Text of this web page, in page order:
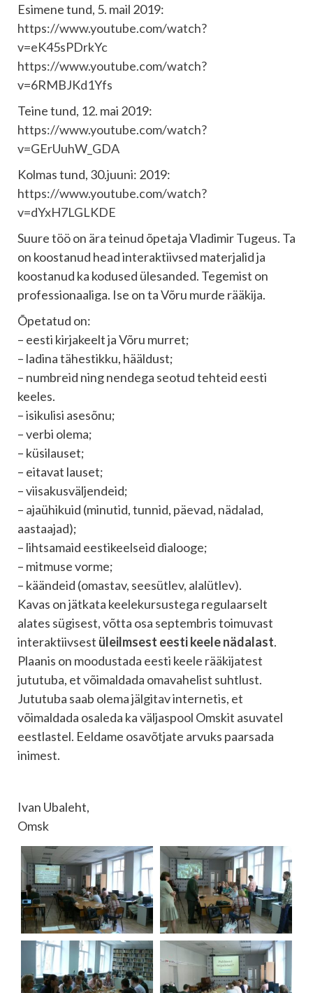
Esimene tund, 5. mail 2019:
https://www.youtube.com/watch?
v=eK45sPDrkYc
https://www.youtube.com/watch?
v=6RMBJKd1Yfs
Teine tund, 12. mai 2019:
https://www.youtube.com/watch?
v=GErUuhW_GDA
Kolmas tund, 30.juuni: 2019:
https://www.youtube.com/watch?
v=dYxH7LGLKDE
Suure töö on ära teinud õpetaja Vladimir Tugeus. Ta
on koostanud head interaktiivsed materjalid ja
koostanud ka kodused ülesanded. Tegemist on
professionaaliga. Ise on ta Võru murde rääkija.
Õpetatud on:
– eesti kirjakeelt ja Võru murret;
– ladina tähestikku, hääldust;
– numbreid ning nendega seotud tehteid eesti
keeles.
– isikulisi asesõnu;
– verbi olema;
– küsilauset;
– eitavat lauset;
– viisakusväljendeid;
– ajaühikuid (minutid, tunnid, päevad, nädalad,
aastaajad);
– lihtsamaid eestikeelseid dialooge;
– mitmuse vorme;
– käändeid (omastav, seesütlev, alalütlev).
Kavas on jätkata keelekursustega regulaarselt
alates sügisest, võtta osa septembris toimuvast
interaktiivsest üleilmsest eesti keele nädalast.
Plaanis on moodustada eesti keele rääkijatest
jututuba, et võimaldada omavahelist suhtlust.
Jututuba saab olema jälgitav internetis, et
võimaldada osaleda ka väljaspool Omskit asuvatel
eestlastel. Eeldame osavõtjate arvuks paarsada
inimest.
Ivan Ubaleht,
Omsk